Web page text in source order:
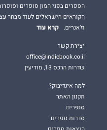
הספרים בפני המון סופרים
הקוראים הישראלים לעוד מבחר
וז'אנרים.
קרא עוד
יצירת קשר
office@indiebook.co.il
שדרות הרכס 13, מודיעין
למה אינדיבוק?
תקנון האתר
סופרים
סדרות ספרים